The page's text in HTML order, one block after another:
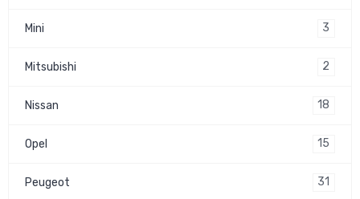
Mini 3
Mitsubishi 2
Nissan 18
Opel 15
Peugeot 31